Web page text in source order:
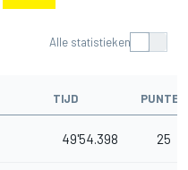
Alle statistieken
TIJD PUNTEN
49'54.398 25